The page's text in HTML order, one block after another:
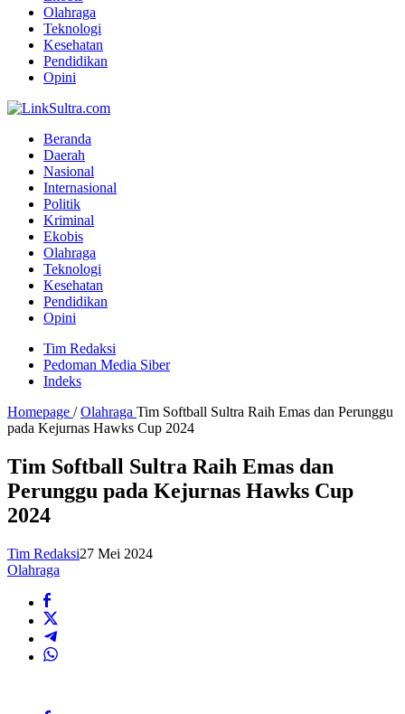
Olahraga
Teknologi
Kesehatan
Pendidikan
Opini
Beranda
Daerah
Nasional
Internasional
Politik
Kriminal
Ekobis
Olahraga
Teknologi
Kesehatan
Pendidikan
Opini
Tim Redaksi
Pedoman Media Siber
Indeks
Homepage / Olahraga Tim Softball Sultra Raih Emas dan Perunggu
pada Kejurnas Hawks Cup 2024
Tim Softball Sultra Raih Emas dan
Perunggu pada Kejurnas Hawks Cup
2024
Tim Redaksi27 Mei 2024
Olahraga